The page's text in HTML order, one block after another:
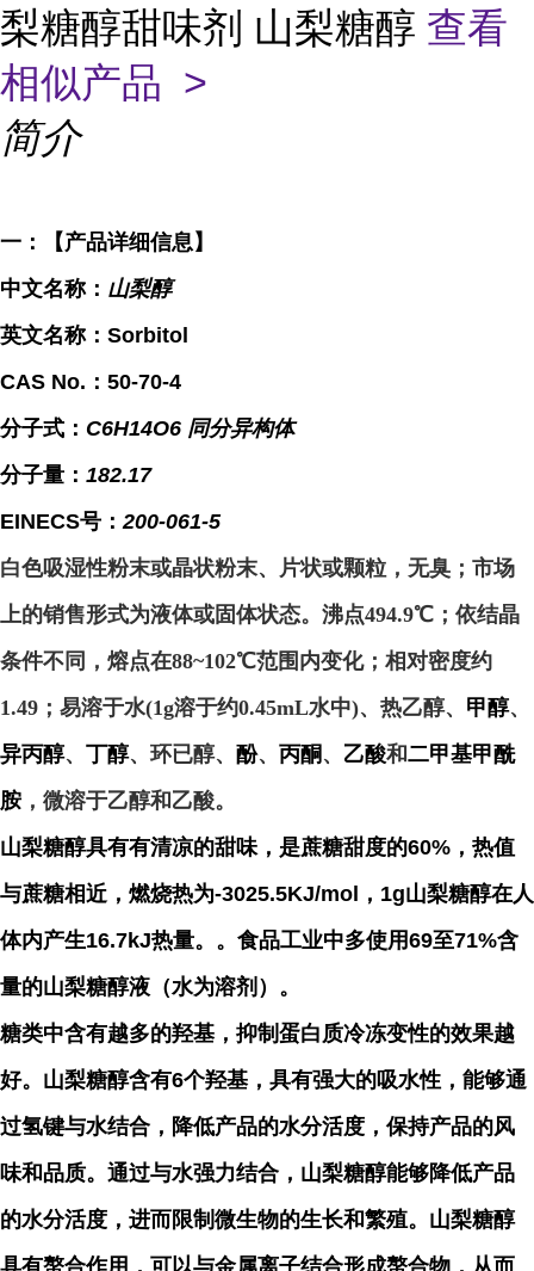
梨糖醇甜味剂 山梨糖醇 查看
相似产品 >
简介
一：【产品详细信息】
中文名称： 山梨醇
英文名称：Sorbitol
CAS No.： 50-70-4
分子式： C6H14O6 同分异构体
分子量： 182.17
EINECS号：200-061-5
白色吸湿性粉末或晶状粉末、片状或颗粒，无臭；市场
上的销售形式为液体或固体状态。沸点494.9℃；依结晶
条件不同，熔点在88~102℃范围内变化；相对密度约
1.49；易溶于水(1g溶于约0.45mL水中)、热乙醇、 甲醇、
异丙醇、 丁醇、环已醇、 酚、 丙酮 、 乙酸和二甲基甲酰
胺 ，微溶于乙醇和乙酸。
山梨糖醇具有有清凉的甜味，是蔗糖甜度的60%，热值
与蔗糖相近，燃烧热为-3025.5KJ/mol，1g山梨糖醇在人
体内产生16.7kJ热量。。食品工业中多使用69至71%含
量的山梨糖醇液（水为溶剂）。
糖类中含有越多的羟基，抑制蛋白质冷冻变性的效果越
好。山梨糖醇含有6个羟基，具有强大的吸水性，能够通
过氢键与水结合，降低产品的水分活度，保持产品的风
味和品质。通过与水强力结合，山梨糖醇能够降低产品
的水分活度，进而限制微生物的生长和繁殖。山梨糖醇
具有螯合作用，可以与金属离子结合形成螯合物，从而